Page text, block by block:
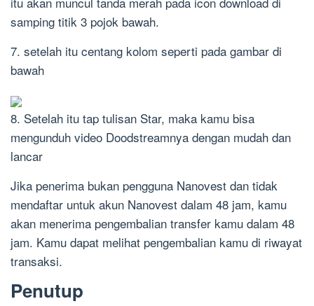
samping titik 3 pojok bawah.
7. setelah itu centang kolom seperti pada gambar di
bawah
8. Setelah itu tap tulisan Star, maka kamu bisa
mengunduh video Doodstreamnya dengan mudah dan
lancar
Jika penerima bukan pengguna Nanovest dan tidak
mendaftar untuk akun Nanovest dalam 48 jam, kamu
akan menerima pengembalian transfer kamu dalam 48
jam. Kamu dapat melihat pengembalian kamu di riwayat
transaksi.
Penutup